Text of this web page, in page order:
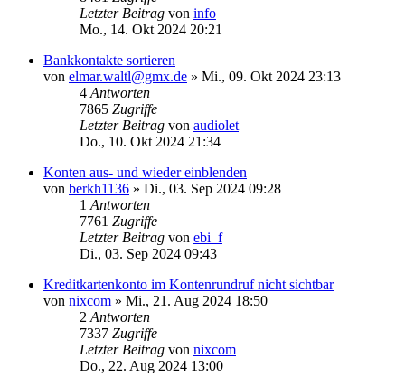
Letzter Beitrag von info
Mo., 14. Okt 2024 20:21
Bankkontakte sortieren
von elmar.waltl@gmx.de » Mi., 09. Okt 2024 23:13
4 Antworten
7865 Zugriffe
Letzter Beitrag von audiolet
Do., 10. Okt 2024 21:34
Konten aus- und wieder einblenden
von berkh1136 » Di., 03. Sep 2024 09:28
1 Antworten
7761 Zugriffe
Letzter Beitrag von ebi_f
Di., 03. Sep 2024 09:43
Kreditkartenkonto im Kontenrundruf nicht sichtbar
von nixcom » Mi., 21. Aug 2024 18:50
2 Antworten
7337 Zugriffe
Letzter Beitrag von nixcom
Do., 22. Aug 2024 13:00